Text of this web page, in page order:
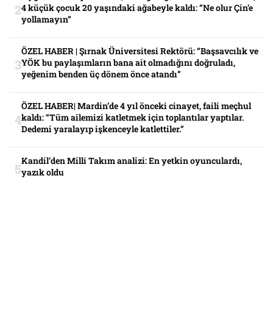
4 küçük çocuk 20 yaşındaki ağabeyle kaldı: “Ne olur Çin’e
yollamayın”
ÖZEL HABER | Şırnak Üniversitesi Rektörü: “Başsavcılık ve
YÖK bu paylaşımların bana ait olmadığını doğruladı,
yeğenim benden üç dönem önce atandı”
ÖZEL HABER| Mardin’de 4 yıl önceki cinayet, faili meçhul
kaldı: “Tüm ailemizi katletmek için toplantılar yaptılar.
Dedemi yaralayıp işkenceyle katlettiler.”
Kandil’den Milli Takım analizi: En yetkin oyunculardı,
yazık oldu